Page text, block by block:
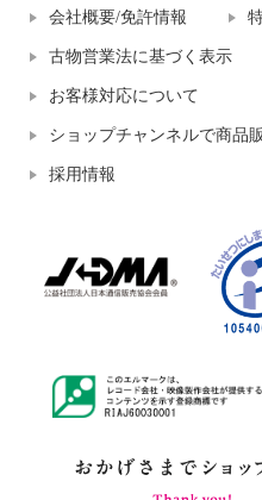
会社概要/免許情報
古物営業法に基づく表示
お客様対応について
ショップチャンネルで商品
採用情報